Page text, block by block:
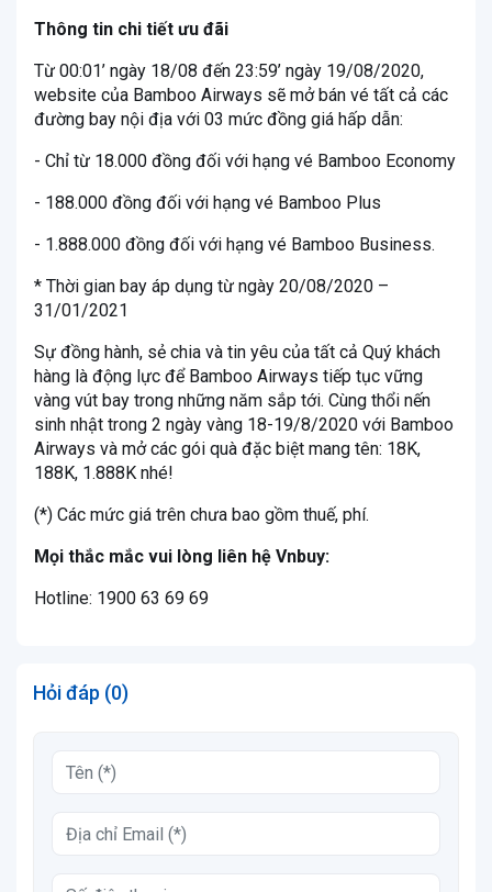
Thông tin chi tiết ưu đãi
Từ 00:01’ ngày 18/08 đến 23:59’ ngày 19/08/2020,
website của Bamboo Airways sẽ mở bán vé tất cả các
đường bay nội địa với 03 mức đồng giá hấp dẫn:
- Chỉ từ 18.000 đồng đối với hạng vé Bamboo Economy
- 188.000 đồng đối với hạng vé Bamboo Plus
- 1.888.000 đồng đối với hạng vé Bamboo Business.
* Thời gian bay áp dụng từ ngày 20/08/2020 –
31/01/2021
Sự đồng hành, sẻ chia và tin yêu của tất cả Quý khách
hàng là động lực để Bamboo Airways tiếp tục vững
vàng vút bay trong những năm sắp tới. Cùng thổi nến
sinh nhật trong 2 ngày vàng 18-19/8/2020 với Bamboo
Airways và mở các gói quà đặc biệt mang tên: 18K,
188K, 1.888K nhé!
(*) Các mức giá trên chưa bao gồm thuế, phí.
Mọi thắc mắc vui lòng liên hệ Vnbuy:
Hotline: 1900 63 69 69
Hỏi đáp (0)